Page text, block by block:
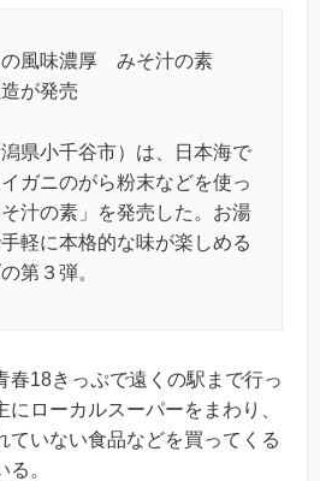
の風味濃厚 みそ汁の素
が発売
県小千谷市）は、日本海で
ガニのがら粉末などを使っ
汁の素」を発売した。お湯
軽に本格的な味が楽しめる
第３弾。
春18きっぷで遠くの駅まで行っ
ローカルスーパーをまわり、
ていない食品などを買ってくる
。